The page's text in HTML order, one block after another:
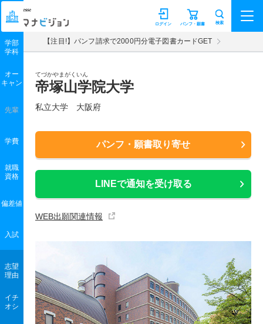
マナビジョン パンフ・願書
ログイン 検索
【注目!】パンフ請求で2000円分電子図書カードGET
てづかやまがくいん
帝塚山学院大学
私立大学 大阪府
パンフ・願書取り寄せ
LINEで通知を受け取る
WEB出願関連情報
学部
学科
オー
キャン
先輩
学費
就職
資格
偏差値
入試
志望
理由
イチ
オシ